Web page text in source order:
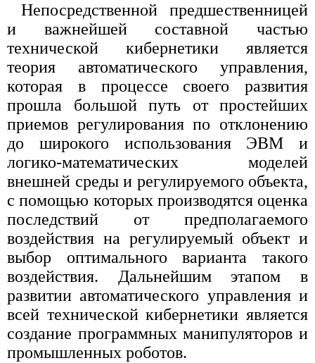
Непосредственной предшественницей
и важнейшей составной частью
технической кибернетики является
теория автоматического управления,
которая в процессе своего развития
прошла большой путь от простейших
приемов регулирования по отклонению
до широкого использования ЭВМ и
логико-математических моделей
внешней среды и регулируемого объекта,
с помощью которых производятся оценка
последствий от предполагаемого
воздействия на регулируемый объект и
выбор оптимального варианта такого
воздействия. Дальнейшим этапом в
развитии автоматического управления и
всей технической кибернетики является
создание программных манипуляторов и
промышленных роботов.